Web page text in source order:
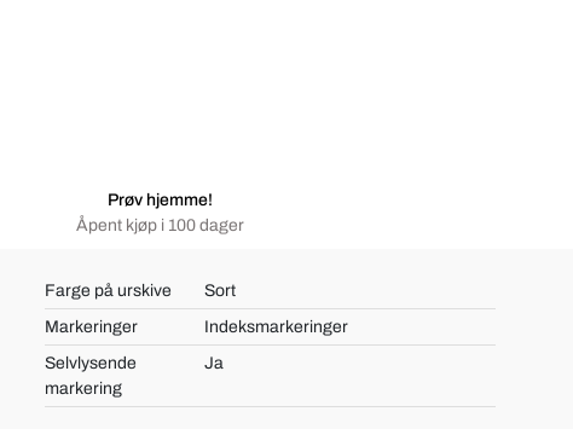
Prøv hjemme!
Åpent kjøp i 100 dager
Farge på urskive
Sort
Markeringer
Indeksmarkeringer
Selvlysende
markering
Ja